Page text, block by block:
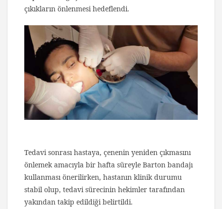
çıkıkların önlenmesi hedeflendi.
Tedavi sonrası hastaya, çenenin yeniden çıkmasını
önlemek amacıyla bir hafta süreyle Barton bandajı
kullanması önerilirken, hastanın klinik durumu
stabil olup, tedavi sürecinin hekimler tarafından
yakından takip edildiği belirtildi.